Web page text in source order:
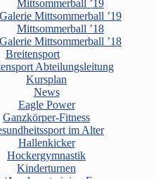
Mittsommerball ’19
Galerie Mittsommerball ’19
Mittsommerball ’18
Galerie Mittsommerball ’18
Breitensport
Abteilungsleitung
Kursplan
News
Eagle Power
Ganzkörper-Fitness
im Alter
Hallenkicker
Hockergymnastik
Kinderturnen